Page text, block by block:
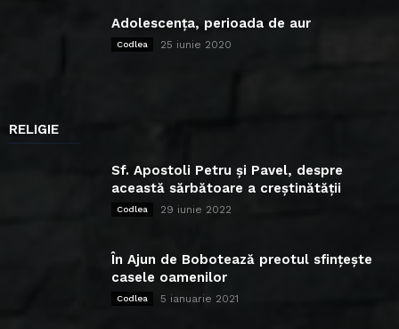
Adolescența, perioada de aur
Codlea 25 iunie 2020
RELIGIE
Sf. Apostoli Petru și Pavel, despre
această sărbătoare a creștinătății
Codlea 29 iunie 2022
În Ajun de Bobotează preotul sfințește
casele oamenilor
Codlea 5 ianuarie 2021